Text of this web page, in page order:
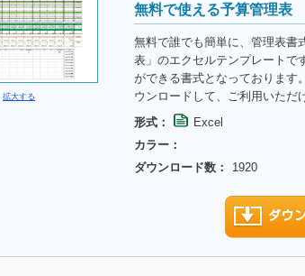
拡大する
無料で使える予算管理表
無料で誰でも簡単に、管理表書
表」のエクセルテンプレートで
ができる書式となっております
ウンロードして、ご利用いただ
形式：
Excel
カラー：
ダウンロード数：
1920